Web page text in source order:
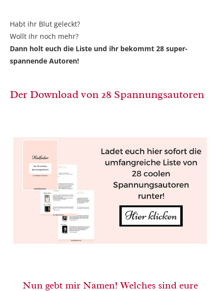
Habt ihr Blut geleckt?
Wollt ihr noch mehr?
Dann holt euch die Liste und ihr bekommt 28 super-
spannende Autoren!
Der Download von 28 Spannungsautoren
Nun gebt mir Namen! Welches sind eure